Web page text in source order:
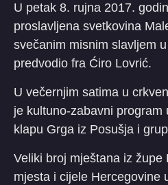
U petak 8. rujna 2017.
proslavljena svetkovina
svečanim misnim slavljem
predvodio fra Ćiro Lovrić.
U večernjim satima u
je kultuno-zabavni program
klapu Grga iz Posušja i
Veliki broj mještana iz župe
mjesta i cijele Hercegovine